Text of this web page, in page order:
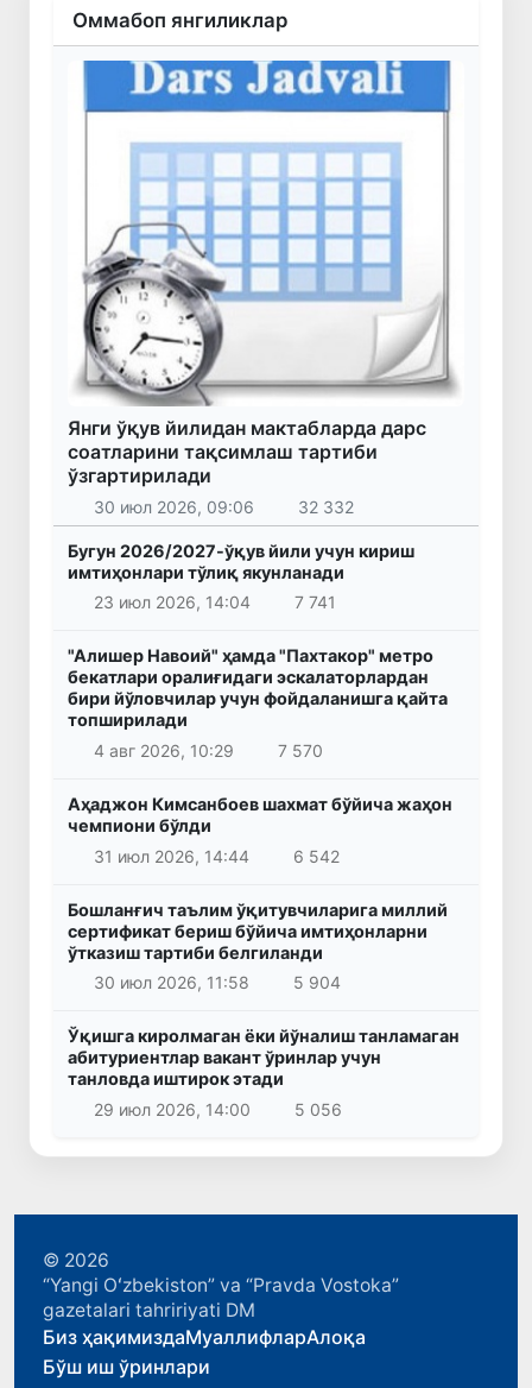
Оммабоп янгиликлар
Янги ўқув йилидан мактабларда дарс
соатларини тақсимлаш тартиби
ўзгартирилади
30 июл 2026, 09:06 32 332
Бугун 2026/2027-ўқув йили учун кириш
имтиҳонлари тўлиқ якунланади
23 июл 2026, 14:04
7 741
"Алишер Навоий" ҳамда "Пахтакор" метро
бекатлари оралиғидаги эскалаторлардан
бири йўловчилар учун фойдаланишга қайта
топширилади
4 авг 2026, 10:29
7 570
Аҳаджон Кимсанбоев шахмат бўйича жаҳон
чемпиони бўлди
31 июл 2026, 14:44
6 542
Бошланғич таълим ўқитувчиларига миллий
сертификат бериш бўйича имтиҳонларни
ўтказиш тартиби белгиланди
30 июл 2026, 11:58
5 904
Ўқишга киролмаган ёки йўналиш танламаган
абитуриентлар вакант ўринлар учун
танловда иштирок этади
29 июл 2026, 14:00
5 056
© 2026
“Yangi Oʻzbekiston” va “Pravda Vostoka”
gazetalari tahririyati DM
Биз ҳақимиздаМуаллифларАлоқа
Бўш иш ўринлари